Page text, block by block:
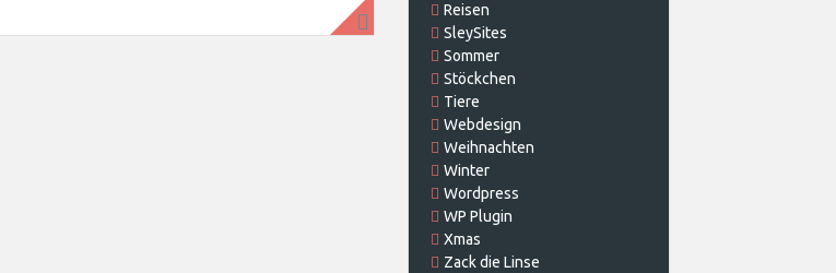
Reisen
SleySites
Sommer
Stöckchen
Tiere
Webdesign
Weihnachten
Winter
Wordpress
WP Plugin
Xmas
Zack die Linse